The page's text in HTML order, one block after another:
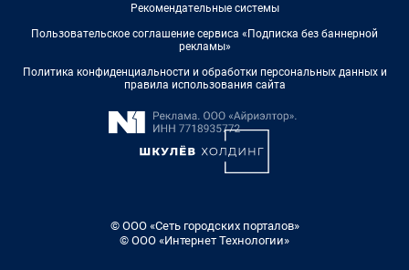
Рекомендательные системы
Пользовательское соглашение сервиса «Подписка без баннерной
рекламы»
Политика конфиденциальности и обработки персональных данных и
правила использования сайта
© ООО «Сеть городских порталов»
© ООО «Интернет Технологии»